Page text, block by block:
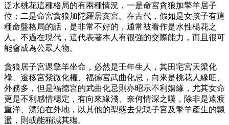
泛水桃花這種格局的有兩種情況，一是命宮貪狼加擎羊居子
位；二是命宮貪狼加陀羅居亥宮。在古代，假如是女孩子有這
種命盤格局的話，是非常不好的，通常被看作是水性楊花之
人。不過在現代，這代表著本人有很強的交際能力，而且很可
能會成為公眾人物。
貪狼居子宮遇擎羊坐命，必然是壬年生人，其田宅宮天梁化
祿、遷移宮紫微化權、福德宮武曲化忌，向來是桃花人緣旺、
外務多，但是福德宮的武曲化忌則亦昭示不利姻緣，尤其女命
更是不利感情穩定，有向來緣淺、奈何情深之嘆，除非是遠渡
重洋、漂泊在外地，以其他的型態去兌現子宮及擎羊產生的飄
盪，則或能稍減其殤。